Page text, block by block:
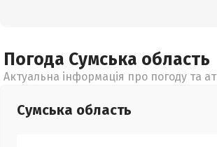
Погода Сумська область
Актуальна інформація про погоду та
Сумська область